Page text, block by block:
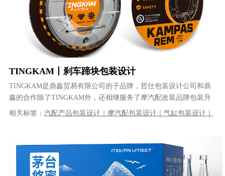
TINGKAM丨刹车蹄块包装设计
TINGKAM是鼎鑫贸易有限公司的子品牌，哲仕包装设计公司和鼎
鑫的合作除了TINGKAM外，还相继服务了摩汽配改装品牌包装升
级，哲仕的工作从品牌LOG......
相关标签：汽配产品包装设计｜摩汽配包装设计｜气缸包装设计｜